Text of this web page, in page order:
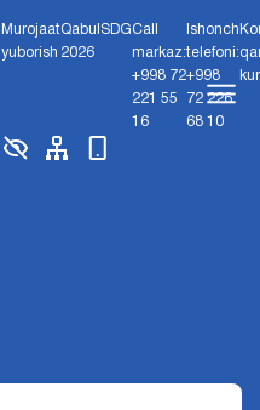
Murojaat
yuborish
Qabul
2026
SDGCall
markaz:
+998 72
221 55
16
Ishonch
telefoni:
+998
72 226
68 10